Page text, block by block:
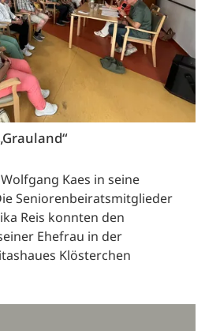
Kaes in seine
Seniorenbeiratsmitglieder
Reis konnten den
Ehefrau in der
Klösterchen